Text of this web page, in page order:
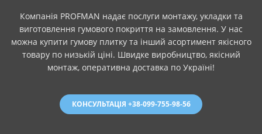
Компанія PROFMAN надає послуги монтажу, укладки та
виготовлення гумового покриття на замовлення. У нас
можна купити гумову плитку та інший асортимент якісного
товару по низькій ціні. Швидке виробництво, якісний
монтаж, оперативна доставка по Україні!
КОНСУЛЬТАЦІЯ +38-099-755-98-56